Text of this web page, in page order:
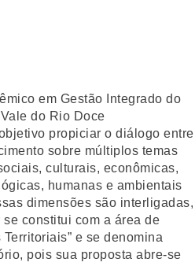
em Gestão Integrado do
do Rio Doce
propiciar o diálogo entre
sobre múltiplos temas
culturais, econômicas,
humanas e ambientais
dimensões são interligadas,
constitui com a área de
e se denomina
pois sua proposta abre-se